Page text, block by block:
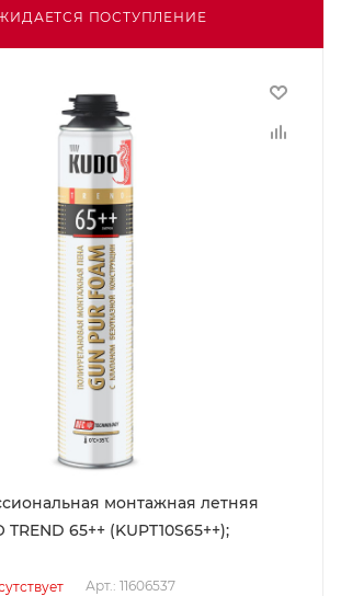
ПОСТУПЛЕНИЕ
монтажная летняя
65++ (KUPT10S65++);
Арт.: 11606537